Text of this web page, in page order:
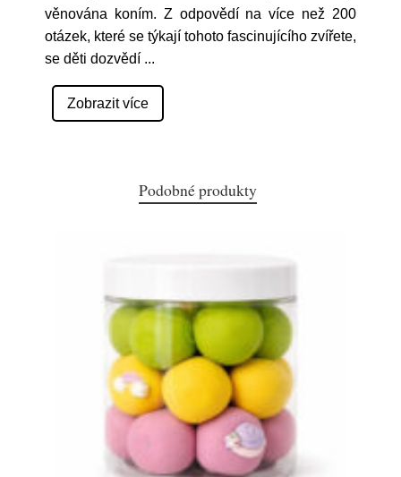
věnována koním. Z odpovědí na více než 200
otázek, které se týkají tohoto fascinujícího zvířete,
se děti dozvědí ...
Zobrazit více
Podobné produkty